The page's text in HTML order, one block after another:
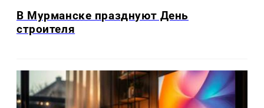
В Мурманске празднуют День
строителя